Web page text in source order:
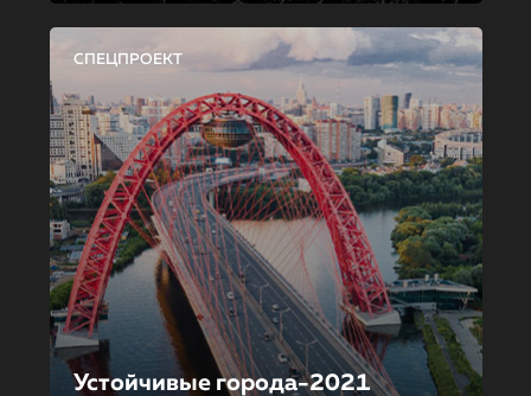
СПЕЦПРОЕКТ
Устойчивые города-2021